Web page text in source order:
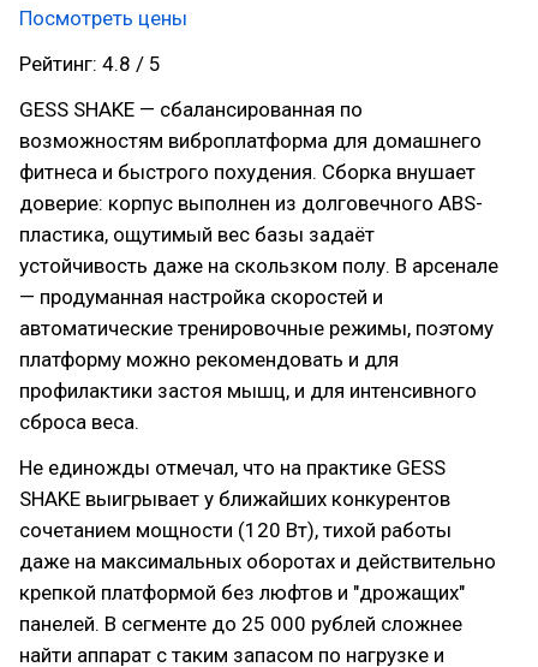
Посмотреть цены
Рейтинг: 4.8 / 5
GESS SHAKE — сбалансированная по
возможностям виброплатформа для домашнего
фитнеса и быстрого похудения. Сборка внушает
доверие: корпус выполнен из долговечного ABS-
пластика, ощутимый вес базы задаёт
устойчивость даже на скользком полу. В арсенале
— продуманная настройка скоростей и
автоматические тренировочные режимы, поэтому
платформу можно рекомендовать и для
профилактики застоя мышц, и для интенсивного
сброса веса.
Не единожды отмечал, что на практике GESS
SHAKE выигрывает у ближайших конкурентов
сочетанием мощности (120 Вт), тихой работы
даже на максимальных оборотах и действительно
крепкой платформой без люфтов и "дрожащих"
панелей. В сегменте до 25 000 рублей сложнее
найти аппарат с таким запасом по нагрузке и